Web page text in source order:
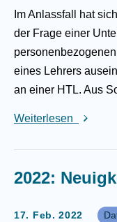
Im Anlassfall hat
der Frage einer
eines Lehrers
an einer HTL. Aus
Weiterlesen
2022:
17. Feb. 2022